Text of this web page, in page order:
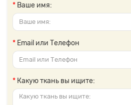
Ваше имя:
Email или Телефон
Какую ткань вы ищите: